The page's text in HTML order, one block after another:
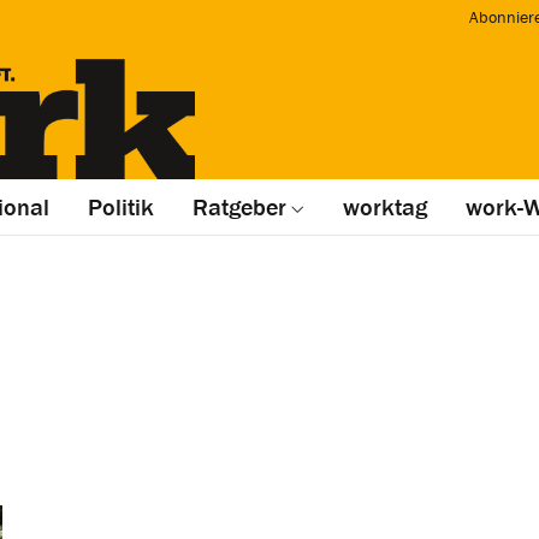
Politik Ratgeber worktag work-